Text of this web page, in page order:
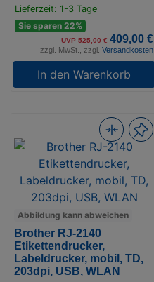
Lieferzeit: 1-3 Tage
Sie sparen 22%
UVP 525,00 € 409,00 €
zzgl. MwSt., zzgl. Versandkosten
In den Warenkorb
Abbildung kann abweichen
Brother RJ-2140
Etikettendrucker,
Labeldrucker, mobil, TD,
203dpi, USB, WLAN